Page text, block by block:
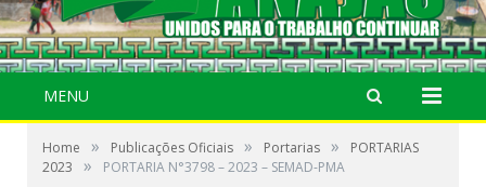
MENU
Home » Publicações Oficiais » Portarias »
PORTARIAS
2023
» PORTARIA N°3798 – 2023 – SEMAD-PMA